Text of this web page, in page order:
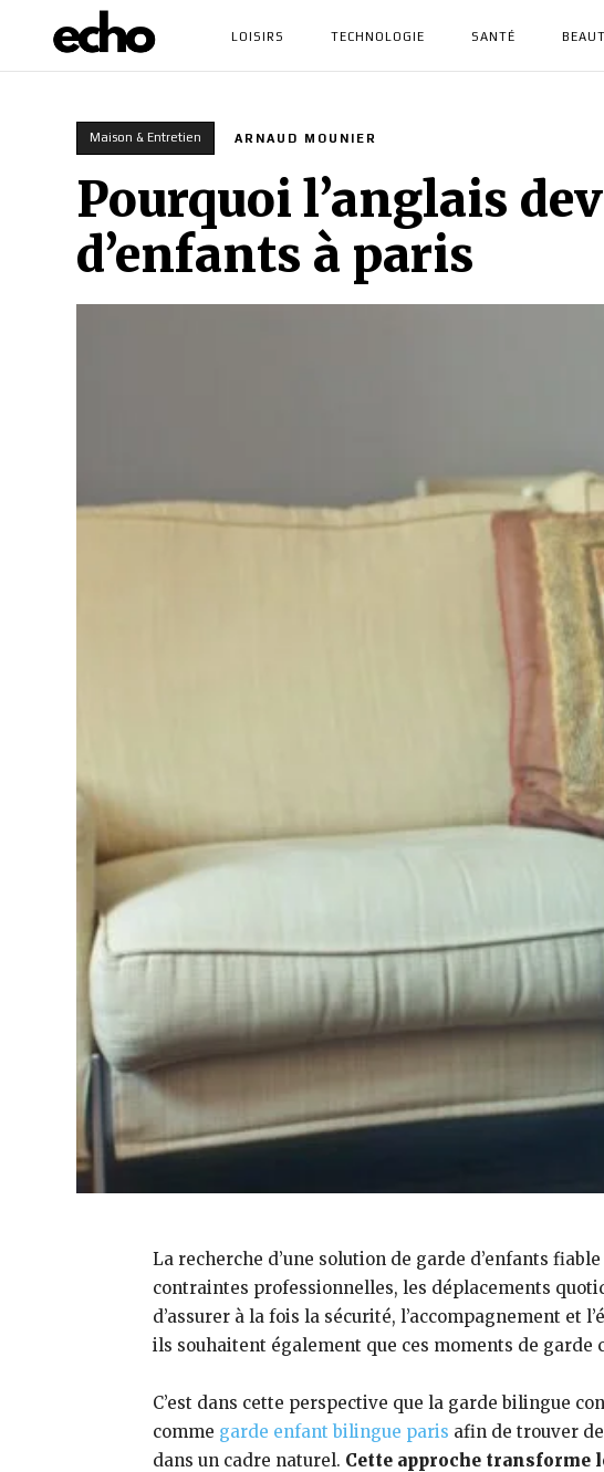
LOISIRS TECHNOLOGIE SANTÉ
Maison & Entretien ARNAUD MOUNIER
Pourquoi l’anglais
d’enfants à paris
La recherche d’une solution de garde d’enfants
contraintes professionnelles, les déplacements
d’assurer à la fois la sécurité, l’accompagnement et
ils souhaitent également que ces moments de
C’est dans cette perspective que la garde bilingue
comme garde enfant bilingue paris afin de trouver
dans un cadre naturel. Cette approche transforme